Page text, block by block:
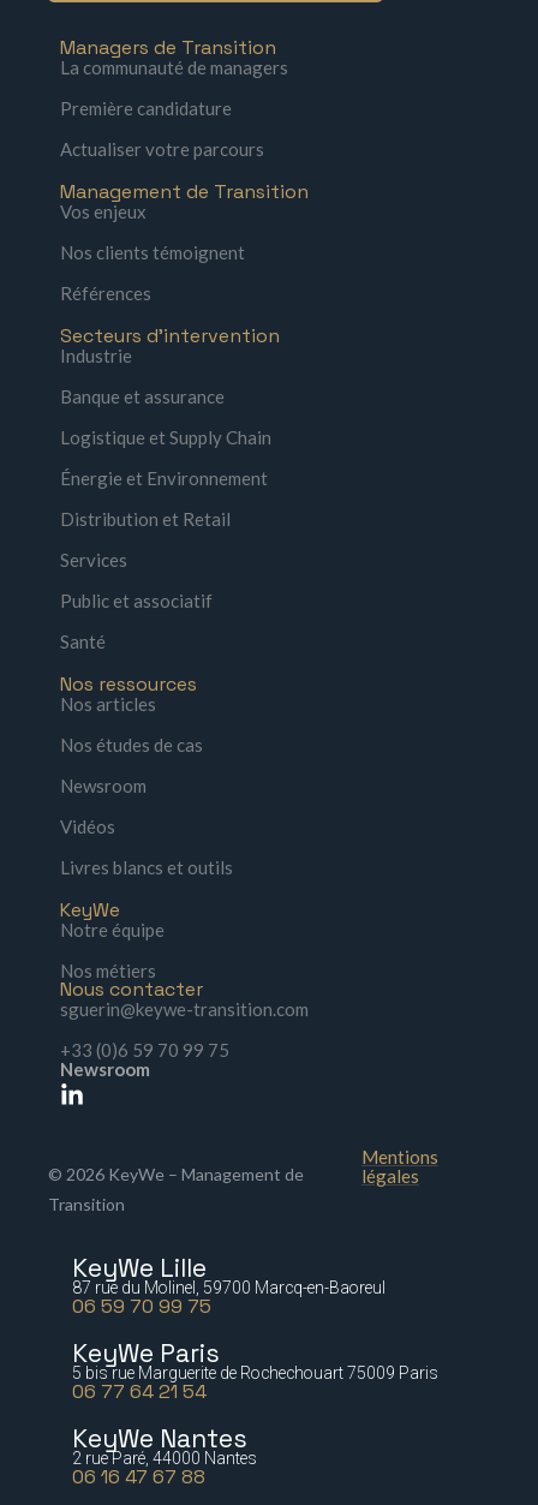
Managers de Transition
La communauté de managers
Première candidature
Actualiser votre parcours
Management de Transition
Vos enjeux
Nos clients témoignent
Références
Secteurs d'intervention
Industrie
Banque et assurance
Logistique et Supply Chain
Énergie et Environnement
Distribution et Retail
Services
Public et associatif
Santé
Nos ressources
Nos articles
Nos études de cas
Newsroom
Vidéos
Livres blancs et outils
KeyWe
Notre équipe
Nos métiers
Nous contacter
sguerin@keywe-transition.com
+33 (0)6 59 70 99 75
Newsroom
© 2026 KeyWe – Management de
Transition
Mentions
légales
KeyWe Lille
87 rue du Molinel, 59700 Marcq-en-Baoreul
06 59 70 99 75
KeyWe Paris
5 bis rue Marguerite de Rochechouart 75009 Paris
06 77 64 21 54
KeyWe Nantes
2 rue Paré, 44000 Nantes
06 16 47 67 88